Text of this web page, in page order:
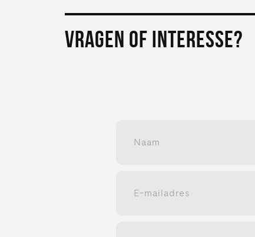
VRAGEN OF INTERESSE?